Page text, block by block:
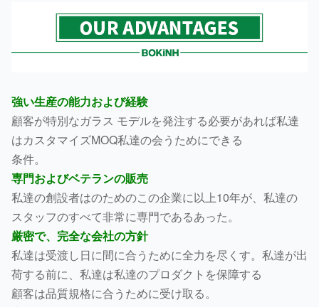
強い生産の能力および経験
顧客が特別なガラス モデルを発注する必要があれば私達
はカスタマイズMOQ私達の会うためにできる
条件。
専門およびベテランの販売
私達の創設者はのためのこの企業に以上10年が、私達の
スタッフのすべて非常に専門であるあった。
厳密で、完全な会社の方針
私達は受渡し日に間に合うために全力を尽くす。私達が出
荷する前に、私達は私達のプロダクトを保障する
顧客は品質規格に合うために受け取る。